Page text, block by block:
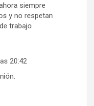
siempre
y no respetan
trabajo
20:42